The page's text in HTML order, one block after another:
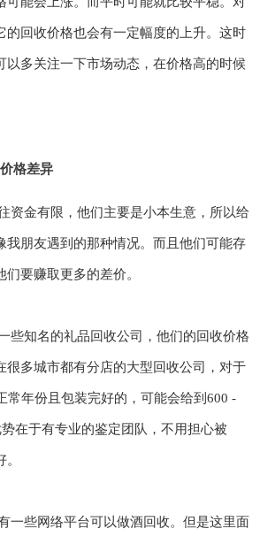
的回收价格也会有一定幅度的上升。这时
以多关注一下市场动态，在价格高的时候
格差异
资金有限，他们主要是小本生意，所以给
我朋友遇到的那种情况。而且他们可能存
要赚取更多的差价。
些知名的礼品回收公司，他们的回收价格
很多城市都有分店的大型回收公司，对于
常年份且包装完好的，可能会给到600 -
在于有专业的鉴定团队，不用担心被
一些网络平台可以做酒回收。但是这里面